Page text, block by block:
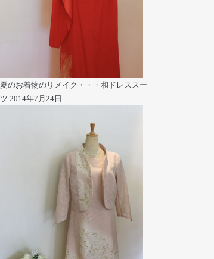
夏のお着物のリメイク・・・和ドレススー
ツ 2014年7月24日